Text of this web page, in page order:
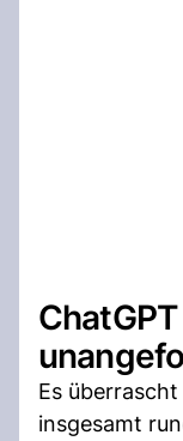
Es
insgesamt